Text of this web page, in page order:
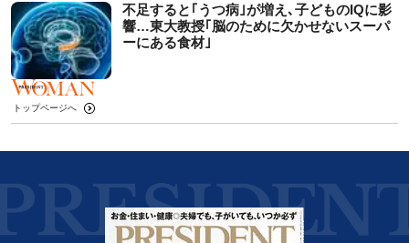
不足すると｢うつ病｣が増え､子どものIQに影
響…東大教授｢脳のために欠かせないスーパ
ーにある食材｣
トップページへ